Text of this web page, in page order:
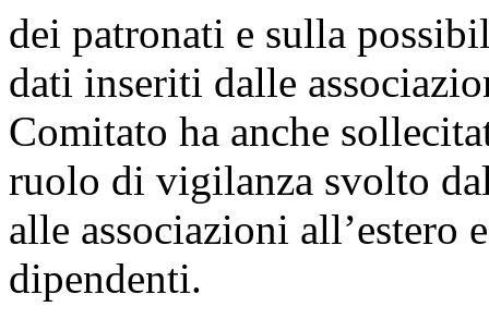
dei patronati e sulla
dati inseriti dalle
Comitato ha anche
ruolo di vigilanza svolto
alle associazioni all’estero
dipendenti.